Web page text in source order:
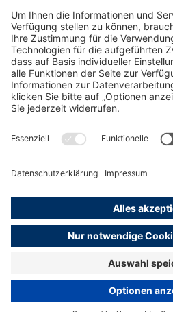
Mail:ingrid.meyer-
Web:www.marketing.hamburg.de
Alle Presse Meldungen ansehen
Mehr zum Thema
Erklärung zur